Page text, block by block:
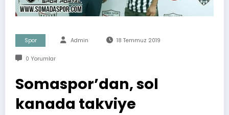
Spor Admin 18 Temmuz 2019
0 Yorumlar
Somaspor’dan, sol
kanada takviye